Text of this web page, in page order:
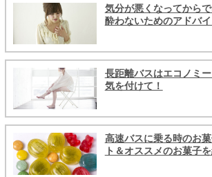
気分が悪くなってから
酔わないためのアドバ
長距離バスはエコノミ
気を付けて！
高速バスに乗る時のお
ト＆オススメのお菓子を